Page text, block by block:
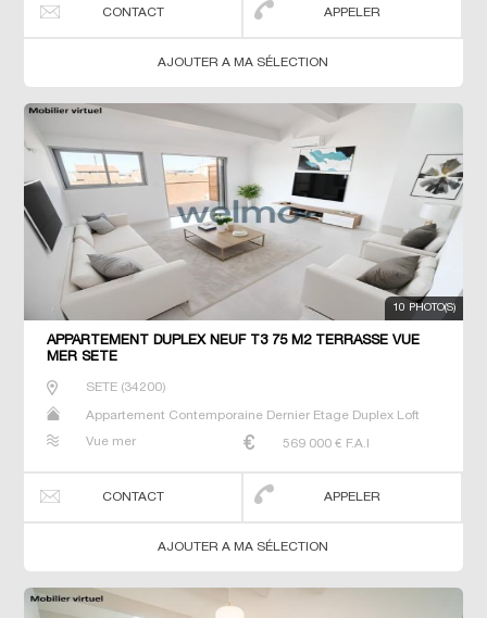
CONTACT APPELER
AJOUTER A MA SÉLECTION
10 PHOTO(S)
APPARTEMENT DUPLEX NEUF T3 75 M2 TERRASSE VUE
MER SETE
SETE(34200)
Appartement Contemporaine Dernier Etage Duplex Loft
Vue mer
569 000 € F.A.I
CONTACT APPELER
AJOUTER A MA SÉLECTION